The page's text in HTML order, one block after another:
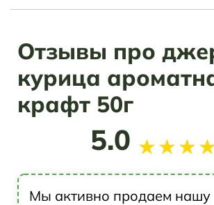
Отзывы про
курица
крафт 50г
5.0 ★★★
Мы активно продаем нашу